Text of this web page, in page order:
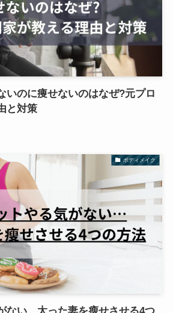
いのに痩せないのはなぜ?元プロ
と対策
ボディメイク